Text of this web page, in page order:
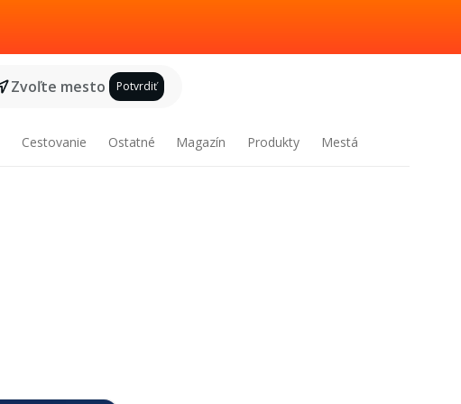
Zvoľte mesto Potvrdiť
Cestovanie Ostatné Magazín Produkty Mestá